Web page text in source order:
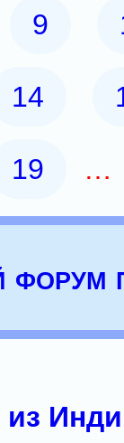
9
14
19 …
форум